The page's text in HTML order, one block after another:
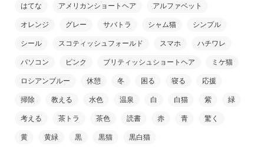
はてな アメリカンショートヘア アルファベット
オレンジ グレー サバトラ シャム猫 シンプル
シール スコティッシュフォールド スマホ ハチワレ
パソコン ピンク ブリティッシュショートヘア ミケ猫
ロシアンブルー 休憩 冬 困る 寝る 応援
掃除 教える 水色 温泉 白 白猫 紫 緑
考える 茶トラ 茶色 読書 赤 青 驚く
黄 黄緑 黒 黒猫 黒白猫